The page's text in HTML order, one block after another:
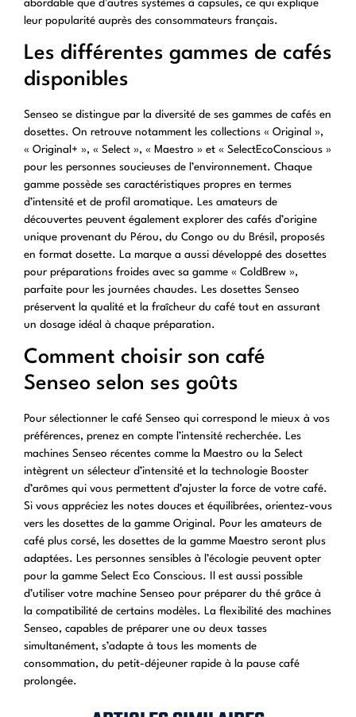
abordable que d’autres systèmes à capsules, ce qui explique
leur popularité auprès des consommateurs français.
Les différentes gammes de cafés
disponibles
Senseo se distingue par la diversité de ses gammes de cafés en
dosettes. On retrouve notamment les collections « Original »,
« Original+ », « Select », « Maestro » et « SelectEcoConscious »
pour les personnes soucieuses de l’environnement. Chaque
gamme possède ses caractéristiques propres en termes
d’intensité et de profil aromatique. Les amateurs de
découvertes peuvent également explorer des cafés d’origine
unique provenant du Pérou, du Congo ou du Brésil, proposés
en format dosette. La marque a aussi développé des dosettes
pour préparations froides avec sa gamme « ColdBrew »,
parfaite pour les journées chaudes. Les dosettes Senseo
préservent la qualité et la fraîcheur du café tout en assurant
un dosage idéal à chaque préparation.
Comment choisir son café
Senseo selon ses goûts
Pour sélectionner le café Senseo qui correspond le mieux à vos
préférences, prenez en compte l’intensité recherchée. Les
machines Senseo récentes comme la Maestro ou la Select
intègrent un sélecteur d’intensité et la technologie Booster
d’arômes qui vous permettent d’ajuster la force de votre café.
Si vous appréciez les notes douces et équilibrées, orientez-vous
vers les dosettes de la gamme Original. Pour les amateurs de
café plus corsé, les dosettes de la gamme Maestro seront plus
adaptées. Les personnes sensibles à l’écologie peuvent opter
pour la gamme Select Eco Conscious. Il est aussi possible
d’utiliser votre machine Senseo pour préparer du thé grâce à
la compatibilité de certains modèles. La flexibilité des machines
Senseo, capables de préparer une ou deux tasses
simultanément, s’adapte à tous les moments de
consommation, du petit-déjeuner rapide à la pause café
prolongée.